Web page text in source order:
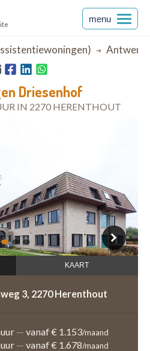
menu
Driesenhof
IN 2270 HERENTHOUT
1 2 3
KAART
3, 2270 Herenthout
— vanaf € 1.153/maand
— vanaf € 1.678/maand